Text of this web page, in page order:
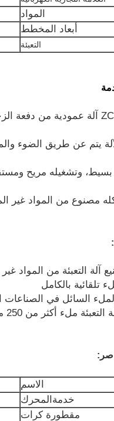
المواد
أبعاد المخطط
التعبئة
الاسم
خدمة المحرك
مقطورة كرات